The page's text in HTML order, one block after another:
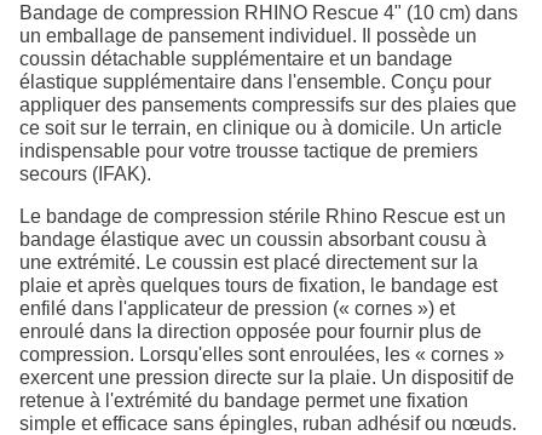
Bandage de compression RHINO Rescue 4" (10 cm) dans
un emballage de pansement individuel. Il possède un
coussin détachable supplémentaire et un bandage
élastique supplémentaire dans l'ensemble. Conçu pour
appliquer des pansements compressifs sur des plaies que
ce soit sur le terrain, en clinique ou à domicile. Un article
indispensable pour votre trousse tactique de premiers
secours (IFAK).
Le bandage de compression stérile Rhino Rescue est un
bandage élastique avec un coussin absorbant cousu à
une extrémité. Le coussin est placé directement sur la
plaie et après quelques tours de fixation, le bandage est
enfilé dans l'applicateur de pression (« cornes ») et
enroulé dans la direction opposée pour fournir plus de
compression. Lorsqu'elles sont enroulées, les « cornes »
exercent une pression directe sur la plaie. Un dispositif de
retenue à l'extrémité du bandage permet une fixation
simple et efficace sans épingles, ruban adhésif ou nœuds.